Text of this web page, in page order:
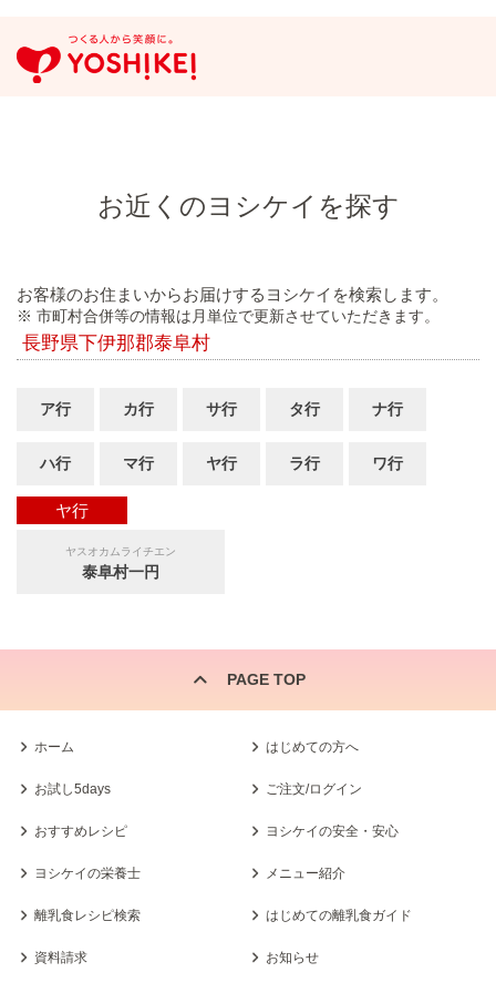
お近くのヨシケイを探す
お客様のお住まいからお届けするヨシケイを検索します。
※ 市町村合併等の情報は月単位で更新させていただきます。
長野県下伊那郡泰阜村
ア行 カ行 サ行 タ行 ナ行
ハ行 マ行 ヤ行 ラ行 ワ行
ヤ行
ヤスオカムライチエン
泰阜村一円
PAGE TOP
ホーム はじめての方へ
お試し5days ご注文/ログイン
おすすめレシピ ヨシケイの安全・安心
ヨシケイの栄養士 メニュー紹介
離乳食レシピ検索 はじめての離乳食ガイド
資料請求 お知らせ